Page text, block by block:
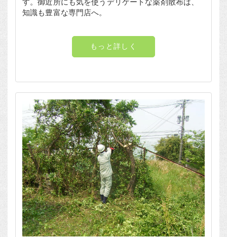
す。御近所にも気を使うデリケートな薬剤散布は、
知識も豊富な専門店へ。
もっと詳しく